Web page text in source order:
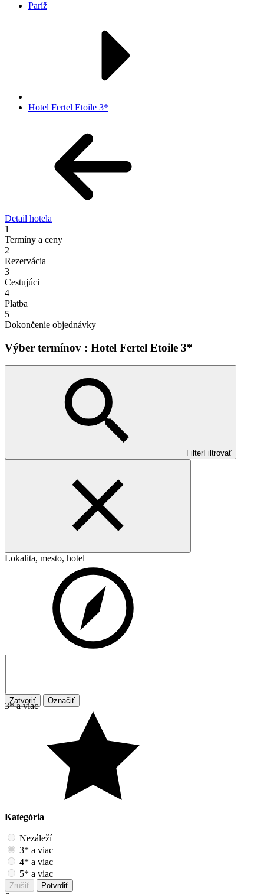
Paríž
Hotel Fertel Etoile 3*
Detail hotela
1
Termíny a ceny
2
Rezervácia
3
Cestujúci
4
Platba
5
Dokončenie objednávky
Výber termínov : Hotel Fertel Etoile 3*
FilterFiltrovať
Lokalita, mesto, hotel
Zatvoriť Označiť
3* a viac
Kategória
Nezáleží
3* a viac
4* a viac
5* a viac
Zrušiť Potvrdiť